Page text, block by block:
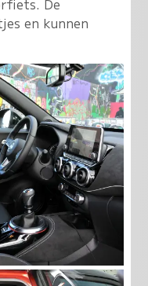
en kunnen